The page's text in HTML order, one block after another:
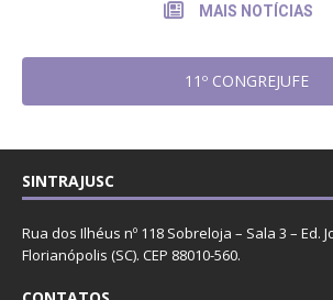
MAIS NOTÍCIAS
11º CONGREJUFE
SINTRAJUSC
Rua dos Ilhéus nº 118 Sobreloja – Sala 3 – Ed.
Florianópolis (SC). CEP 88010-560.